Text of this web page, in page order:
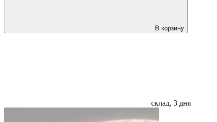
В корзину
склад, 3 дня